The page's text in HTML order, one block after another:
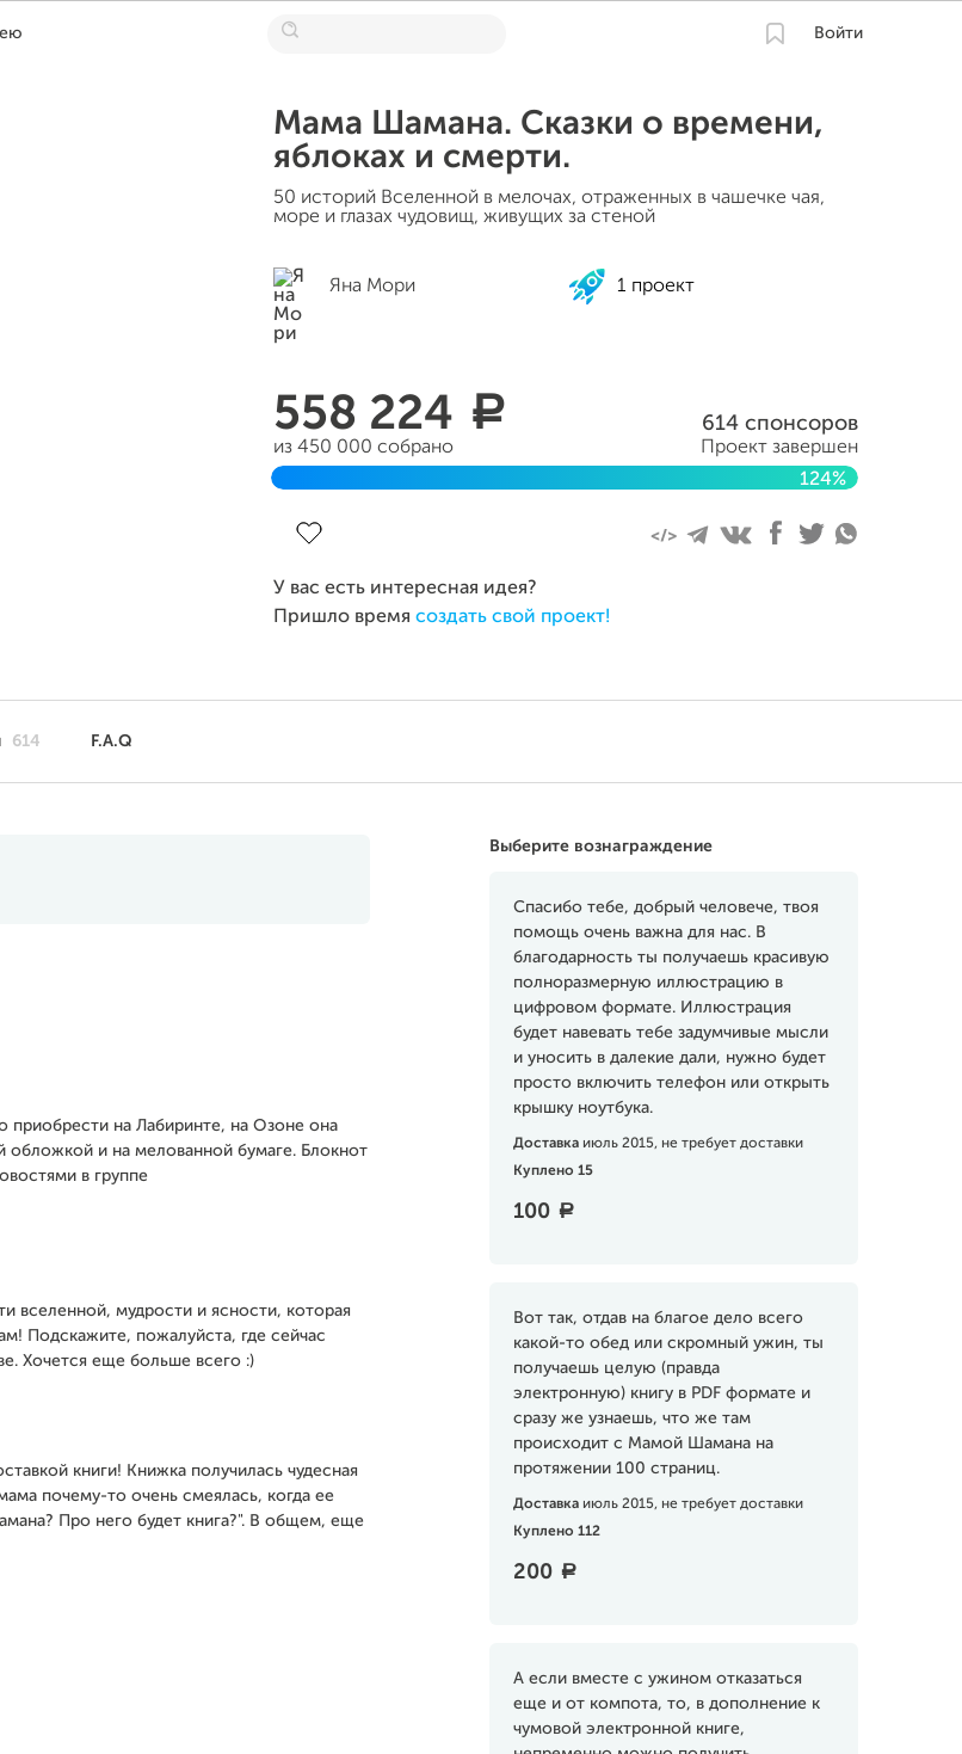
Войти
Мама Шамана. Сказки о времени,
яблоках и смерти.
50 историй Вселенной в мелочах, отраженных в чашечке чая,
море и глазах чудовищ, живущих за стеной
Яна Мори 1 проект
558 224 a
из 450 000 собрано
614 спонсоров
Проект завершен
124%
У вас есть интересная идея?
Пришло время создать свой проект!
614 F.A.Q
Выберите вознаграждение
Спасибо тебе, добрый человече, твоя
помощь очень важна для нас. В
благодарность ты получаешь красивую
полноразмерную иллюстрацию в
цифровом формате. Иллюстрация
будет навевать тебе задумчивые мысли
и уносить в далекие дали, нужно будет
просто включить телефон или открыть
крышку ноутбука.
Доставка июль 2015, не требует доставки
Куплено 15
100 a
Вот так, отдав на благое дело всего
какой-то обед или скромный ужин, ты
получаешь целую (правда
электронную) книгу в PDF формате и
сразу же узнаешь, что же там
происходит с Мамой Шамана на
протяжении 100 страниц.
Доставка июль 2015, не требует доставки
Куплено 112
200 a
А если вместе с ужином отказаться
еще и от компота, то, в дополнение к
чумовой электронной книге,
на Лабиринте, на Озоне она
обложкой и на мелованной бумаге. Блокнот
в группе
вселенной, мудрости и ясности, которая
Подскажите, пожалуйста, где сейчас
Хочется еще больше всего :)
книги! Книжка получилась чудесная
почему-то очень смеялась, когда ее
Про него будет книга?". В общем, еще